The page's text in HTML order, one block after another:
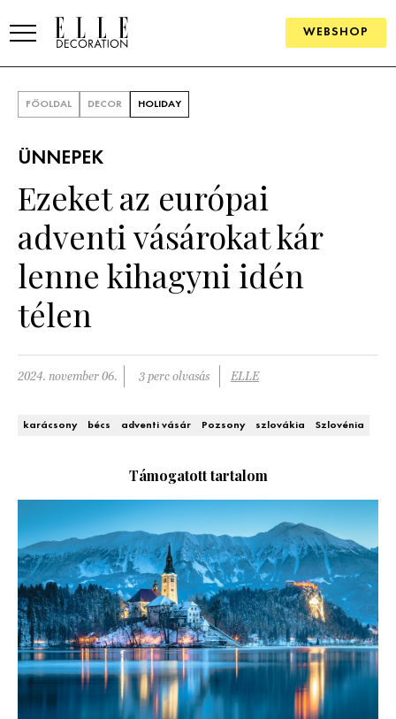
WEBSHOP
SZOBÁK
Konyha
Fürdőszoba
Nappali
Hálószoba
ÖTLETEK
Lakások
HÍRLEVÉL
FŐOLDAL DECOR HOLIDAY
ÜNNEPEK
Ezeket az európai
adventi vásárokat kár
lenne kihagyni idén
télen
2024. november 06. 3 perc olvasás ELLE
karácsony bécs adventi vásár Pozsony szlovákia Szlovénia
Támogatott tartalom